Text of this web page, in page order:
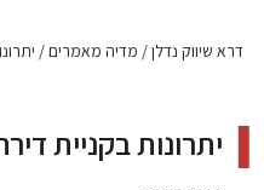
דרא שיווק נדלן/ מדיה מאמרים/
יתרונות בקניית